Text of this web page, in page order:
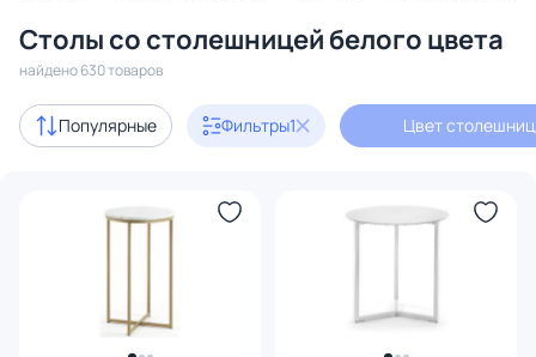
Столы со столешницей белого цвета
найдено 630 товаров
Популярные Фильтры1 Цвет
журнальные кухонные компьютерные
Акции 30
В наличии 406